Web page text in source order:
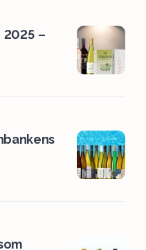
2025 –